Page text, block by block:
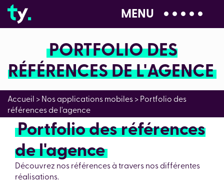
04 28 99 00 80
MENU
PORTFOLIO DES
RÉFÉRENCES DE L'AGENCE
Accueil > Nos applications mobiles > Portfolio des
références de l'agence
Portfolio des références
de l'agence
Découvrez nos références à travers nos différentes
réalisations.